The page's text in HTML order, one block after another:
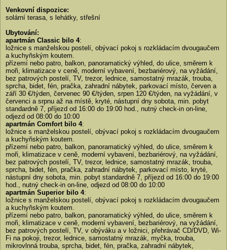
Venkovní dispozice:
solární terasa, s lehátky, střešní
Ubytování:
apartmán Classic bilo 4:
ložnice s manželskou postelí, obývací pokoj s rozkládacím dvougaučem
a kuchyňským koutem.
přízemí nebo patro, balkon, panoramatický výhled, do ulice, směrem k
moři, klimatizace v ceně, moderní vybavení, bezbariérový, na vyžádání,
bez patrových postelí, TV, trezor, lednice, samostatný mrazák, trouba,
sprcha, bidet, fén, pračka, zahradní nábytek, parkovací místo, červen a
září 30 €/týden, červenec 90 €/týden, srpen 120 €/týden, na vyžádání, v
červenci a srpnu až na místě, kryté, nástupní dny sobota, min. pobyt
standardně 7, příjezd od 16:00 do 19:00 hod., nutný check-in on-line,
odjezd od 08:00 do 10:00
apartmán Comfort bilo 4:
ložnice s manželskou postelí, obývací pokoj s rozkládacím dvougaučem
a kuchyňským koutem.
přízemí nebo patro, balkon, panoramatický výhled, do ulice, směrem k
moři, klimatizace v ceně, moderní vybavení, bezbariérový, na vyžádání,
bez patrových postelí, TV, trezor, lednice, samostatný mrazák, trouba,
sprcha, bidet, fén, pračka, zahradní nábytek, parkovací místo, kryté,
nástupní dny sobota, min. pobyt standardně 7, příjezd od 16:00 do 19:00
hod., nutný check-in on-line, odjezd od 08:00 do 10:00
apartmán Superior bilo 4:
ložnice s manželskou postelí, obývací pokoj s rozkládacím dvougaučem
a kuchyňským koutem.
přízemí nebo patro, balkon, panoramatický výhled, do ulice, směrem k
moři, klimatizace v ceně, moderní vybavení, bezbariérový, na vyžádání,
bez patrových postelí, TV, v obýváku a v ložnici, přehrávač CD/DVD, Wi-
Fi na pokoji, trezor, lednice, samostatný mrazák, myčka, trouba,
mikrovlnná trouba, sprcha, bidet, fén, pračka, zahradní nábytek,